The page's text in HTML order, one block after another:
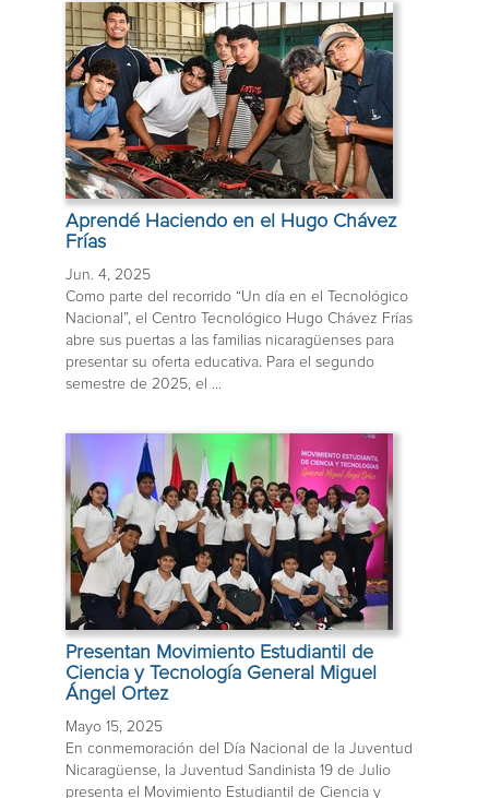
Aprendé Haciendo en el Hugo Chávez
Frías
Jun. 4, 2025
Como parte del recorrido “Un día en el Tecnológico
Nacional”, el Centro Tecnológico Hugo Chávez Frías
abre sus puertas a las familias nicaragüenses para
presentar su oferta educativa. Para el segundo
semestre de 2025, el ...
Presentan Movimiento Estudiantil de
Ciencia y Tecnología General Miguel
Ángel Ortez
Mayo 15, 2025
En conmemoración del Día Nacional de la Juventud
Nicaragüense, la Juventud Sandinista 19 de Julio
presenta el Movimiento Estudiantil de Ciencia y